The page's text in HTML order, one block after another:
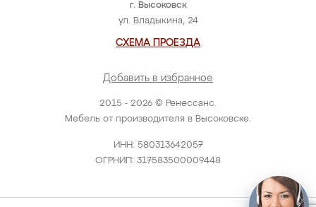
2015 - 2026 © Ренессанс.
Мебель от производителя в Высоковске.
ИНН: 580313642057
ОГРНИП: 317583500009448
г. Высоковск
ул. Владыкина, 24
СХЕМА ПРОЕЗДА
Добавить в избранное